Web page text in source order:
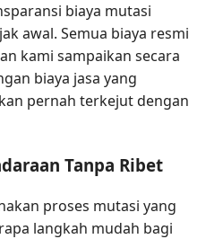
biaya mutasi
awal. Semua biaya resmi
kami sampaikan secara
biaya jasa yang
pernah terkejut dengan
Tanpa Ribet
proses mutasi yang
langkah mudah bagi